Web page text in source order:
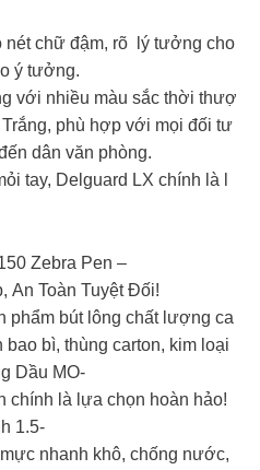
nét chữ đậm, rõ lý tưởng cho
ý tưởng.
với nhiều màu sắc thời thượ
phù hợp với mọi đối tư
dân văn phòng.
tay, Delguard LX chính là l
Zebra Pen –
An Toàn Tuyệt Đối!
phẩm bút lông chất lượng ca
bì, thùng carton, kim loại
Dầu MO-
chính là lựa chọn hoàn hảo!
1.5-
nhanh khô, chống nước,